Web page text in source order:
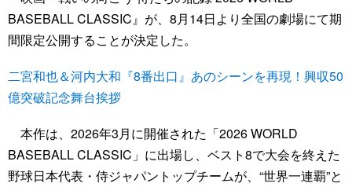
BASEBALL CLASSIC』が、8月14日より全国の劇場にて期
間限定公開することが決定した。
二宮和也＆河内大和『8番出口』あのシーンを再現！興収50
億突破記念舞台挨拶
本作は、2026年3月に開催された「2026 WORLD
BASEBALL CLASSIC」に出場し、ベスト8で大会を終えた
野球日本代表・侍ジャパントップチームが、“世界一連覇”と